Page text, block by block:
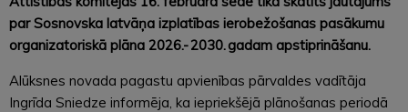
par Sosnovska latvāņa izplatības ierobežošanas pasākumu
organizatoriskā plāna 2026.- 2030. gadam apstiprināšanu.
Alūksnes novada pagastu apvienības pārvaldes vadītāja
Ingrīda Sniedze informēja, ka iepriekšējā plānošanas periodā